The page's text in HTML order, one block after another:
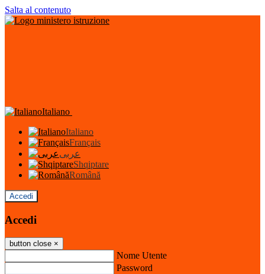
Salta al contenuto
Italiano
Italiano
Français
عربى
Shqiptare
Română
Accedi
Accedi
button close ×
Nome Utente
Password